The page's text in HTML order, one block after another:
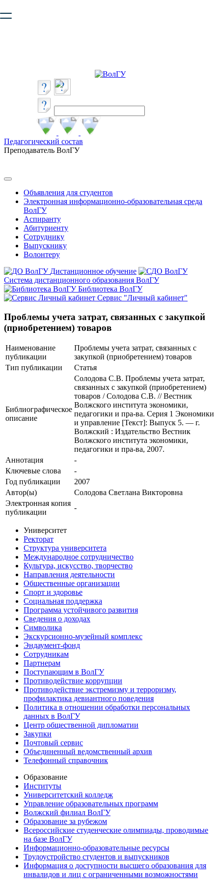
безопасную работу с сайтом. Пожалуйста
Педагогический состав
Преподаватель ВолГУ
Объявления для студентов
Электронная информационно-образовательная среда
ВолГУ
Аспиранту
Абитуриенту
Сотруднику
Выпускнику
Волонтеру
Дистанционное обучение
Система дистанционного образования ВолГУ
Библиотека ВолГУ
Сервис "Личный кабинет"
Проблемы учета затрат, связанных с закупкой
(приобретением) товаров
Наименование
публикации
Проблемы учета затрат, связанных с
закупкой (приобретением) товаров
Тип публикации
Статья
Библиографическое
описание
Солодова С.В. Проблемы учета затрат,
связанных с закупкой (приобретением)
товаров / Солодова С.В. // Вестник
Волжского института экономики,
педагогики и пра-ва. Серия 1 Экономики
и управление [Текст]: Выпуск 5. — г.
Волжский : Издательство Вестник
Волжского института экономики,
педагогики и пра-ва, 2007.
Аннотация
-
Ключевые cлова
-
Год публикации
2007
Автор(ы)
Солодова Светлана Викторовна
Электронная копия
публикации
-
Университет
Ректорат
Структура университета
Международное сотрудничество
Культура, искусство, творчество
Направления деятельности
Общественные организации
Спорт и здоровье
Социальная поддержка
Программа устойчивого развития
Сведения о доходах
Символика
Экскурсионно-музейный комплекс
Эндаумент-фонд
Сотрудникам
Партнерам
Поступающим в ВолГУ
Противодействие коррупции
Противодействие экстремизму и терроризму,
профилактика девиантного поведения
Политика в отношении обработки персональных
данных в ВолГУ
Центр общественной дипломатии
Закупки
Почтовый сервис
Объединенный ведомственный архив
Телефонный справочник
Образование
Институты
Университетский колледж
Управление образовательных программ
Волжский филиал ВолГУ
Образование за рубежом
Всероссийские студенческие олимпиады, проводимые
на базе ВолГУ
Информационно-образовательные ресурсы
Трудоустройство студентов и выпускников
Информация о доступности высшего образования для
инвалидов и лиц с ограниченными возможностями